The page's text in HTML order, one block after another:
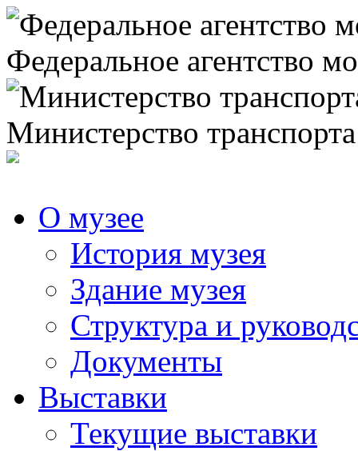
Федеральное агентство
Министерство
О музее
История музея
Здание музея
Структура и
Документы
Выставки
Текущие выставки